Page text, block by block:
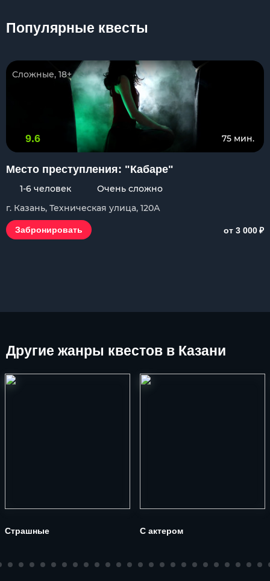
Популярные квесты
Сложные, 18+
9.6 75 мин.
Место преступления: "Кабаре"
1-6 человек
Очень сложно
г. Казань, Техническая улица, 120А
Забронировать от 3 000₽
Другие жанры квестов в Казани
Страшные С актером